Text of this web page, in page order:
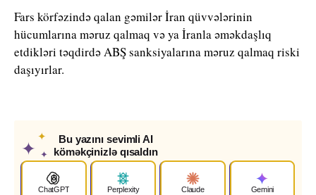
Fars körfəzində qalan gəmilər İran qüvvələrinin
hücumlarına məruz qalmaq və ya İranla əməkdaşlıq
etdikləri təqdirdə ABŞ sanksiyalarına məruz qalmaq riski
daşıyırlar.
✦
✦
✦
Bu yazını sevimli AI
köməkçinizlə qısaldın
ChatGPT Perplexity Claude Gemini